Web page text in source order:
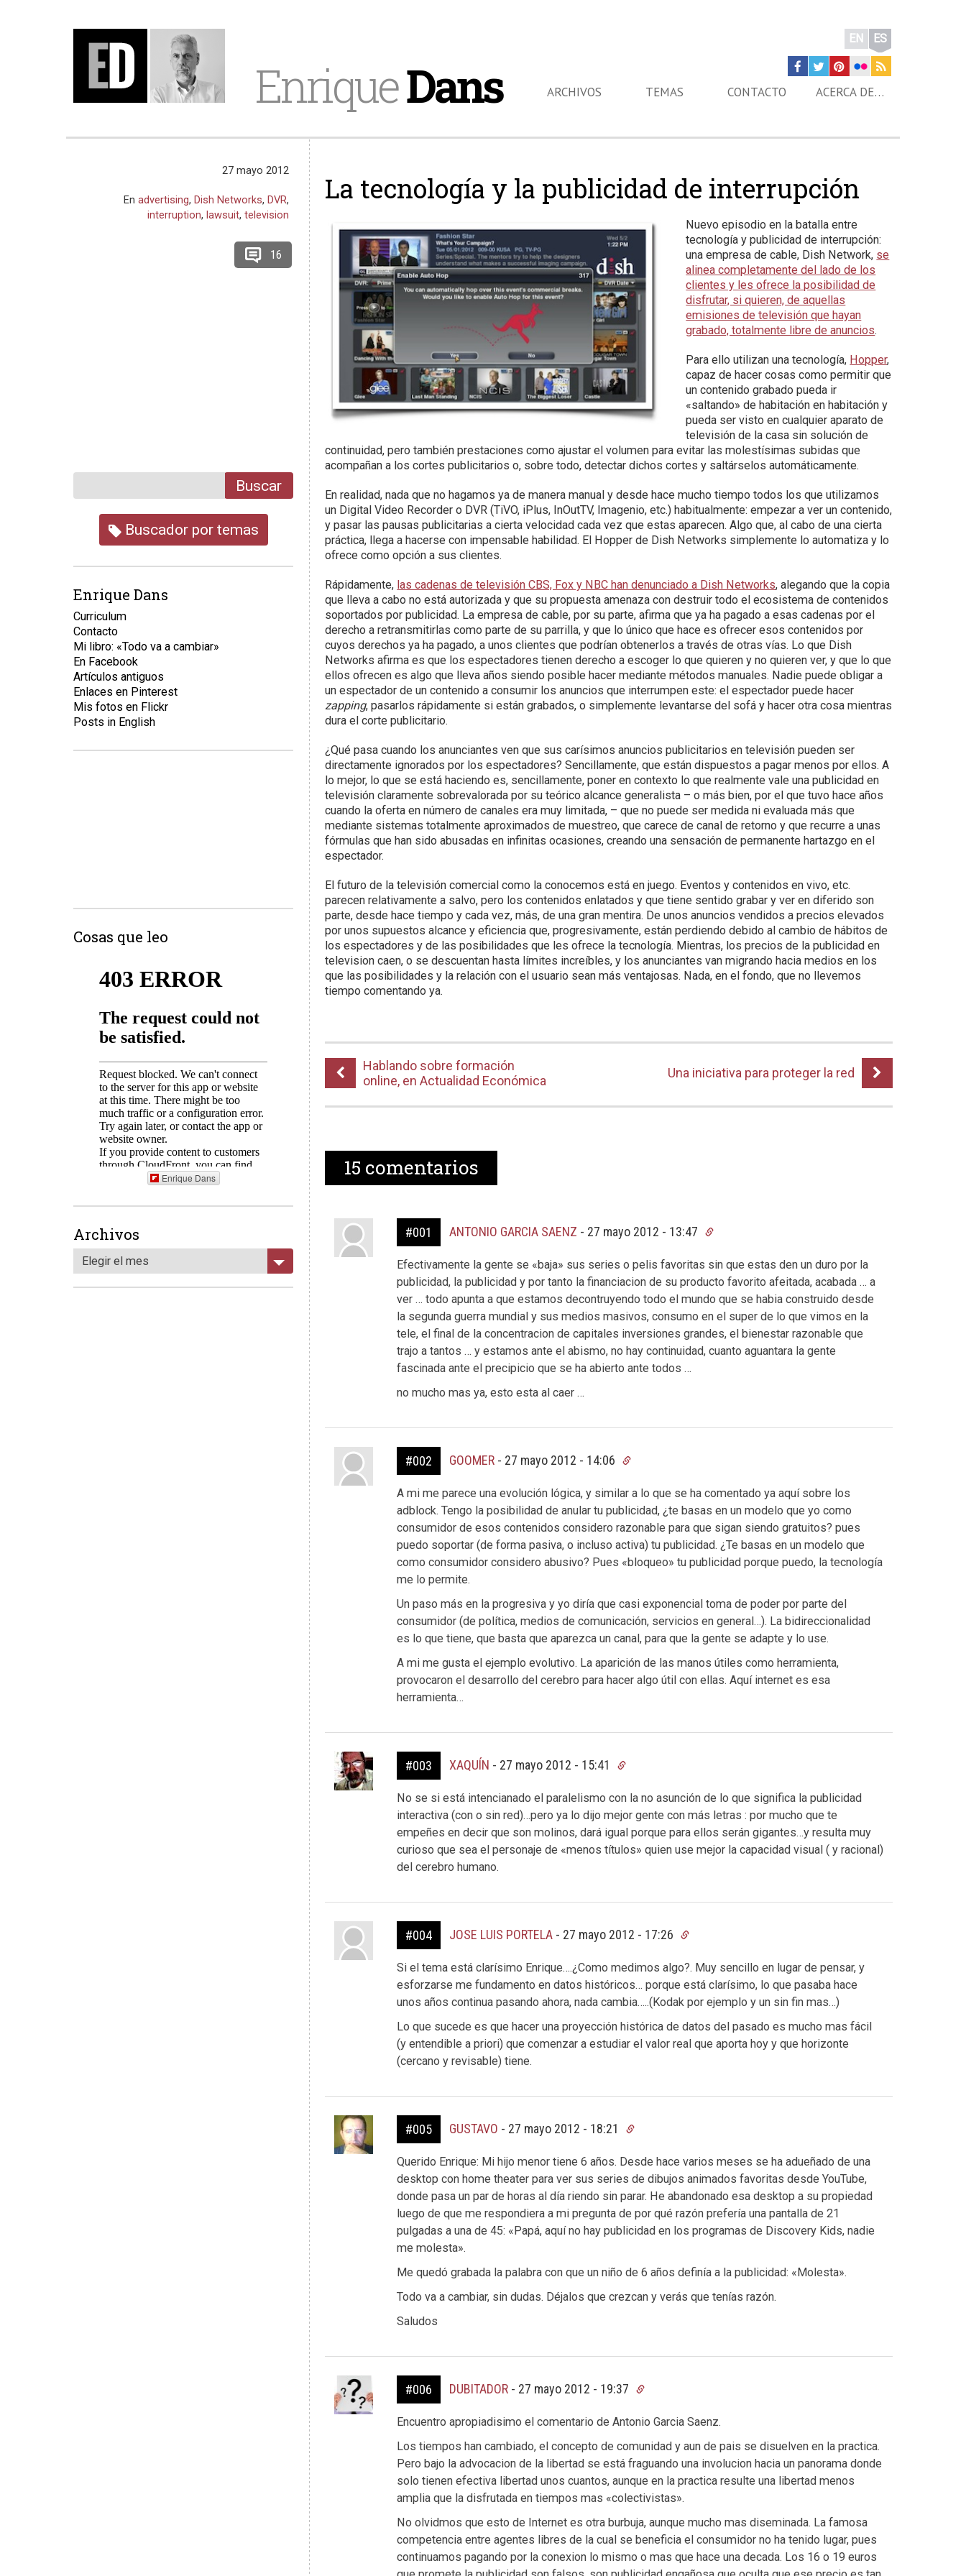
EnriqueDans
EN ES
ARCHIVOS TEMAS CONTACTO ACERCA DE…
La tecnología y la publicidad de interrupción
Nuevo episodio en la batalla entre
tecnología y publicidad de interrupción:
una empresa de cable, Dish Network, se
alinea completamente del lado de los
clientes y les ofrece la posibilidad de
disfrutar, si quieren, de aquellas
emisiones de televisión que hayan
grabado, totalmente libre de anuncios.
Para ello utilizan una tecnología, Hopper,
capaz de hacer cosas como permitir que
un contenido grabado pueda ir
«saltando» de habitación en habitación y
pueda ser visto en cualquier aparato de
televisión de la casa sin solución de
continuidad, pero también prestaciones como ajustar el volumen para evitar las molestísimas subidas que
acompañan a los cortes publicitarios o, sobre todo, detectar dichos cortes y saltárselos automáticamente.
En realidad, nada que no hagamos ya de manera manual y desde hace mucho tiempo todos los que utilizamos
un Digital Video Recorder o DVR (TiVO, iPlus, InOutTV, Imagenio, etc.) habitualmente: empezar a ver un contenido,
y pasar las pausas publicitarias a cierta velocidad cada vez que estas aparecen. Algo que, al cabo de una cierta
práctica, llega a hacerse con impensable habilidad. El Hopper de Dish Networks simplemente lo automatiza y lo
ofrece como opción a sus clientes.
Rápidamente, las cadenas de televisión CBS, Fox y NBC han denunciado a Dish Networks, alegando que la copia
que lleva a cabo no está autorizada y que su propuesta amenaza con destruir todo el ecosistema de contenidos
soportados por publicidad. La empresa de cable, por su parte, afirma que ya ha pagado a esas cadenas por el
derecho a retransmitirlas como parte de su parrilla, y que lo único que hace es ofrecer esos contenidos por
cuyos derechos ya ha pagado, a unos clientes que podrían obtenerlos a través de otras vías. Lo que Dish
Networks afirma es que los espectadores tienen derecho a escoger lo que quieren y no quieren ver, y que lo que
ellos ofrecen es algo que lleva años siendo posible hacer mediante métodos manuales. Nadie puede obligar a
un espectador de un contenido a consumir los anuncios que interrumpen este: el espectador puede hacer
zapping, pasarlos rápidamente si están grabados, o simplemente levantarse del sofá y hacer otra cosa mientras
dura el corte publicitario.
¿Qué pasa cuando los anunciantes ven que sus carísimos anuncios publicitarios en televisión pueden ser
directamente ignorados por los espectadores? Sencillamente, que están dispuestos a pagar menos por ellos. A
lo mejor, lo que se está haciendo es, sencillamente, poner en contexto lo que realmente vale una publicidad en
televisión claramente sobrevalorada por su teórico alcance generalista – o más bien, por el que tuvo hace años
cuando la oferta en número de canales era muy limitada, – que no puede ser medida ni evaluada más que
mediante sistemas totalmente aproximados de muestreo, que carece de canal de retorno y que recurre a unas
fórmulas que han sido abusadas en infinitas ocasiones, creando una sensación de permanente hartazgo en el
espectador.
El futuro de la televisión comercial como la conocemos está en juego. Eventos y contenidos en vivo, etc.
parecen relativamente a salvo, pero los contenidos enlatados y que tiene sentido grabar y ver en diferido son
parte, desde hace tiempo y cada vez, más, de una gran mentira. De unos anuncios vendidos a precios elevados
por unos supuestos alcance y eficiencia que, progresivamente, están perdiendo debido al cambio de hábitos de
los espectadores y de las posibilidades que les ofrece la tecnología. Mientras, los precios de la publicidad en
television caen, o se descuentan hasta límites increíbles, y los anunciantes van migrando hacia medios en los
que las posibilidades y la relación con el usuario sean más ventajosas. Nada, en el fondo, que no llevemos
tiempo comentando ya.
Hablando sobre formación
online, en Actualidad Económica
Una iniciativa para proteger la red
15 comentarios
#001 ANTONIO GARCIA SAENZ - 27 mayo 2012 - 13:47
Efectivamente la gente se «baja» sus series o pelis favoritas sin que estas den un duro por la
publicidad, la publicidad y por tanto la financiacion de su producto favorito afeitada, acabada … a
ver … todo apunta a que estamos decontruyendo todo el mundo que se habia construido desde
la segunda guerra mundial y sus medios masivos, consumo en el super de lo que vimos en la
tele, el final de la concentracion de capitales inversiones grandes, el bienestar razonable que
trajo a tantos … y estamos ante el abismo, no hay continuidad, cuanto aguantara la gente
fascinada ante el precipicio que se ha abierto ante todos …
no mucho mas ya, esto esta al caer …
#002 GOOMER- 27 mayo 2012 - 14:06
A mi me parece una evolución lógica, y similar a lo que se ha comentado ya aquí sobre los
adblock. Tengo la posibilidad de anular tu publicidad, ¿te basas en un modelo que yo como
consumidor de esos contenidos considero razonable para que sigan siendo gratuitos? pues
puedo soportar (de forma pasiva, o incluso activa) tu publicidad. ¿Te basas en un modelo que
como consumidor considero abusivo? Pues «bloqueo» tu publicidad porque puedo, la tecnología
me lo permite.
Un paso más en la progresiva y yo diría que casi exponencial toma de poder por parte del
consumidor (de política, medios de comunicación, servicios en general…). La bidireccionalidad
es lo que tiene, que basta que aparezca un canal, para que la gente se adapte y lo use.
A mi me gusta el ejemplo evolutivo. La aparición de las manos útiles como herramienta,
provocaron el desarrollo del cerebro para hacer algo útil con ellas. Aquí internet es esa
herramienta…
#003 XAQUÍN - 27 mayo 2012 - 15:41
No se si está intencianado el paralelismo con la no asunción de lo que significa la publicidad
interactiva (con o sin red)…pero ya lo dijo mejor gente con más letras : por mucho que te
empeñes en decir que son molinos, dará igual porque para ellos serán gigantes…y resulta muy
curioso que sea el personaje de «menos títulos» quien use mejor la capacidad visual ( y racional)
del cerebro humano.
#004 JOSE LUIS PORTELA- 27 mayo 2012 - 17:26
Si el tema está clarísimo Enrique….¿Como medimos algo?. Muy sencillo en lugar de pensar, y
esforzarse me fundamento en datos históricos… porque está clarísimo, lo que pasaba hace
unos años continua pasando ahora, nada cambia…..(Kodak por ejemplo y un sin fin mas…)
Lo que sucede es que hacer una proyección histórica de datos del pasado es mucho mas fácil
(y entendible a priori) que comenzar a estudiar el valor real que aporta hoy y que horizonte
(cercano y revisable) tiene.
#005 GUSTAVO - 27 mayo 2012 - 18:21
Querido Enrique: Mi hijo menor tiene 6 años. Desde hace varios meses se ha adueñado de una
desktop con home theater para ver sus series de dibujos animados favoritas desde YouTube,
donde pasa un par de horas al día riendo sin parar. He abandonado esa desktop a su propiedad
luego de que me respondiera a mi pregunta de por qué razón prefería una pantalla de 21
pulgadas a una de 45: «Papá, aquí no hay publicidad en los programas de Discovery Kids, nadie
me molesta».
Me quedó grabada la palabra con que un niño de 6 años definía a la publicidad: «Molesta».
Todo va a cambiar, sin dudas. Déjalos que crezcan y verás que tenías razón.
Saludos
#006 DUBITADOR- 27 mayo 2012 - 19:37
Encuentro apropiadisimo el comentario de Antonio Garcia Saenz.
Los tiempos han cambiado, el concepto de comunidad y aun de pais se disuelven en la practica.
Pero bajo la advocacion de la libertad se está fraguando una involucion hacia un panorama donde
solo tienen efectiva libertad unos cuantos, aunque en la practica resulte una libertad menos
amplia que la disfrutada en tiempos mas «colectivistas».
No olvidmos que esto de Internet es otra burbuja, aunque mucho mas diseminada. La famosa
competencia entre agentes libres de la cual se beneficia el consumidor no ha tenido lugar, pues
continuamos pagando por la conexion lo mismo o mas que hace una decada. Los 16 o 19 euros
27 mayo 2012
Enadvertising,Dish Networks,DVR,
interruption,lawsuit,television
16
Buscar
Buscador por temas
Enrique Dans
Curriculum
Contacto
Mi libro: «Todo va a cambiar»
En Facebook
Artículos antiguos
Enlaces en Pinterest
Mis fotos en Flickr
Posts in English
Cosas que leo
Enrique Dans
Archivos
Elegir el mes